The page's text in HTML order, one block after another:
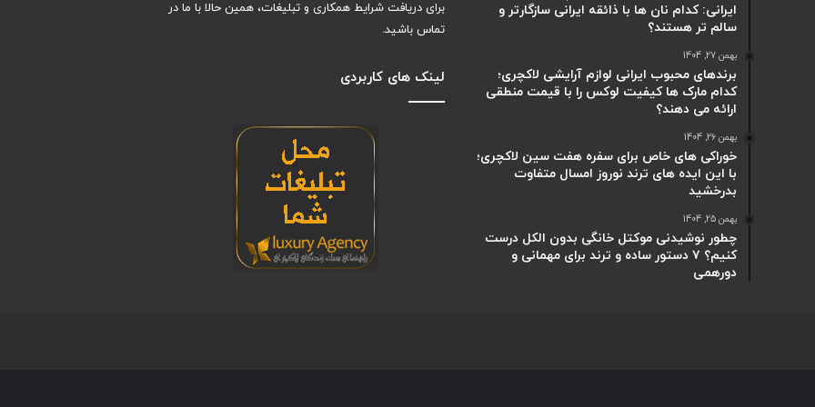
ایرانی: کدام نان ها با ذائقه ایرانی سازگارتر و
سالم تر هستند؟
بهمن 27, 1404
برندهای محبوب ایرانی لوازم آرایشی لاکچری؛
کدام مارک ها کیفیت لوکس را با قیمت منطقی
ارائه می دهند؟
بهمن 26, 1404
خوراکی های خاص برای سفره هفت سین لاکچری؛
با این ایده های ترند نوروز امسال متفاوت
بدرخشید
بهمن 25, 1404
چطور نوشیدنی موکتل خانگی بدون الکل درست
کنیم؟ ۷ دستور ساده و ترند برای مهمانی و
دورهمی
برای دریافت شرایط همکاری و تبلیغات، همین حالا با ما در
تماس باشید.
لینک های کاربردی